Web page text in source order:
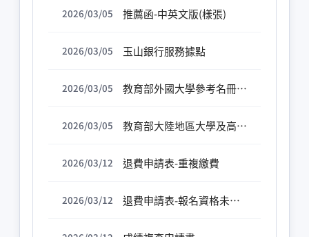
2026/03/05 推薦函-中英文版(樣張)
2026/03/05 玉山銀行服務據點
2026/03/05 教育部外國大學參考名冊查詢系統
2026/03/05 教育部大陸地區大學及高等教育機構認可名冊
2026/03/12 退費申請表-重複繳費
2026/03/12 退費申請表-報名資格未符規定